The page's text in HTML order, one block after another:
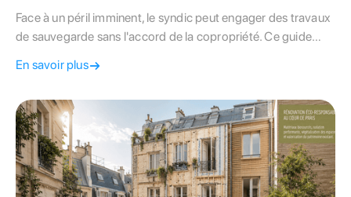
Face à un péril imminent, le syndic peut engager des travaux
de sauvegarde sans l'accord de la copropriété. Ce guide
En savoir plus